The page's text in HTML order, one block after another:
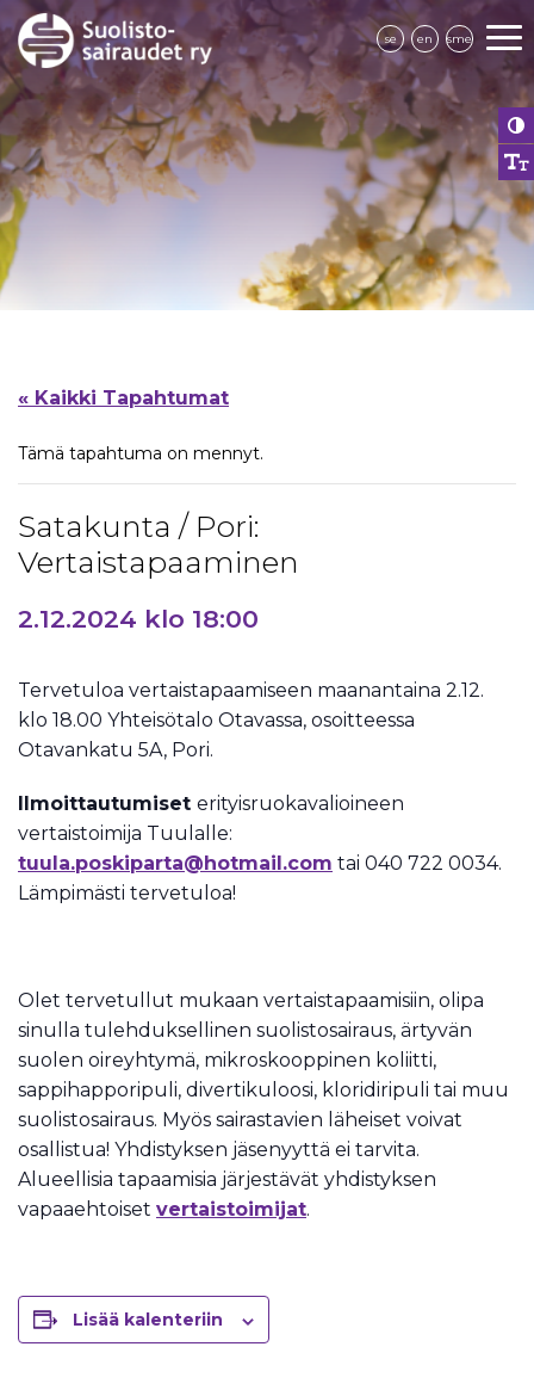
se en sme
« Kaikki Tapahtumat
Tämä tapahtuma on mennyt.
Satakunta / Pori:
Vertaistapaaminen
2.12.2024 klo 18:00
Tervetuloa vertaistapaamiseen maanantaina 2.12.
klo 18.00 Yhteisötalo Otavassa, osoitteessa
Otavankatu 5A, Pori.
Ilmoittautumiset erityisruokavalioineen
vertaistoimija Tuulalle:
tuula.poskiparta@hotmail.com tai 040 722 0034.
Lämpimästi tervetuloa!
Olet tervetullut mukaan vertaistapaamisiin, olipa
sinulla tulehduksellinen suolistosairaus, ärtyvän
suolen oireyhtymä, mikroskooppinen koliitti,
sappihapporipuli, divertikuloosi, kloridiripuli tai muu
suolistosairaus. Myös sairastavien läheiset voivat
osallistua! Yhdistyksen jäsenyyttä ei tarvita.
Alueellisia tapaamisia järjestävät yhdistyksen
vapaaehtoiset vertaistoimijat.
Lisää kalenteriin